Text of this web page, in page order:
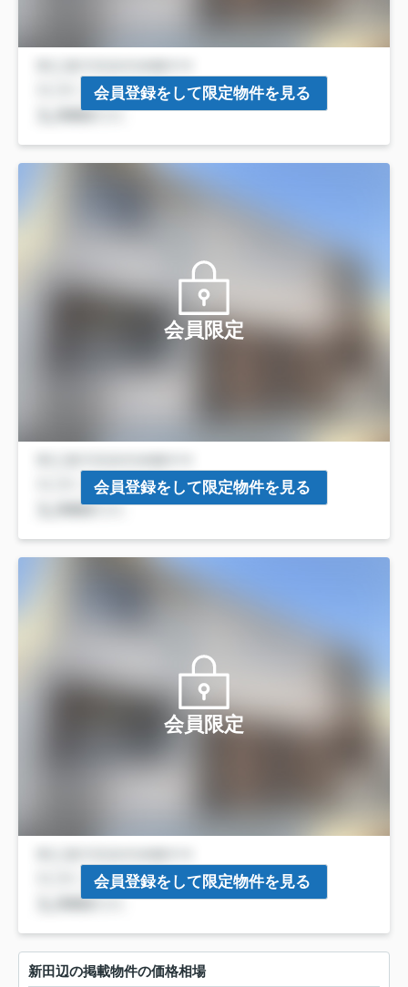
会員登録をして限定物件を見る
会員限定
会員登録をして限定物件を見る
会員限定
会員登録をして限定物件を見る
新田辺の掲載物件の価格相場